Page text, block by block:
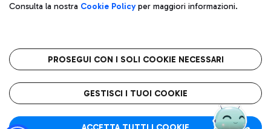
Gelateria
Wine Bar & Sparkling
Raggiungi l’aeroporto senza pensieri con il servizio di taxi a
Scopri la nostra offerta per una pausa gustosa in aeroporto
Mappa Aeroporto Fiumicino
Privacy policy
Note legali
Roma FCO
L'aeroporto stellato
Consulta la nostra Cookie Policyper maggiori informazioni.
PROSEGUI CON I SOLI COOKIE NECESSARI
GESTISCI I TUOI COOKIE